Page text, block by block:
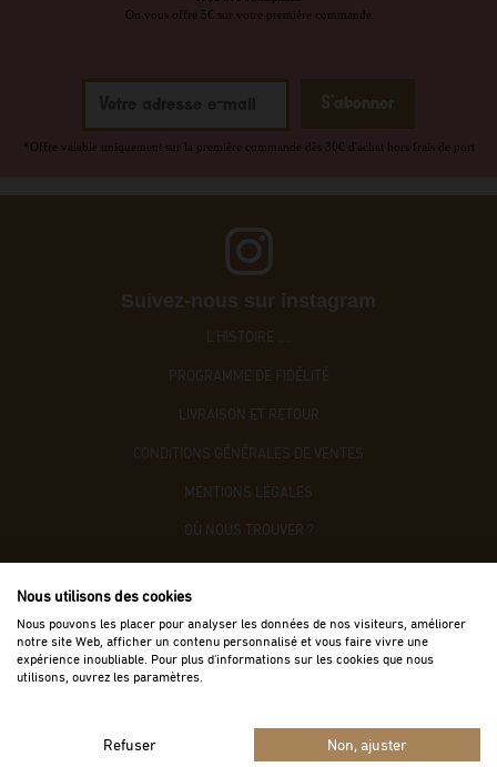
On vous offre 5€ sur votre première commande
*Offre valable uniquement sur la première commande dès 30€ d'achat hors frais de port
Suivez-nous sur instagram
L'HISTOIRE ....
PROGRAMME DE FIDÉLITÉ
LIVRAISON ET RETOUR
CONDITIONS GÉNÉRALES DE VENTES
MENTIONS LÉGALES
OÙ NOUS TROUVER ?
Nous utilisons des cookies
Nous pouvons les placer pour analyser les données de nos visiteurs, améliorer
notre site Web, afficher un contenu personnalisé et vous faire vivre une
expérience inoubliable. Pour plus d'informations sur les cookies que nous
utilisons, ouvrez les paramètres.
Refuser Non, ajuster